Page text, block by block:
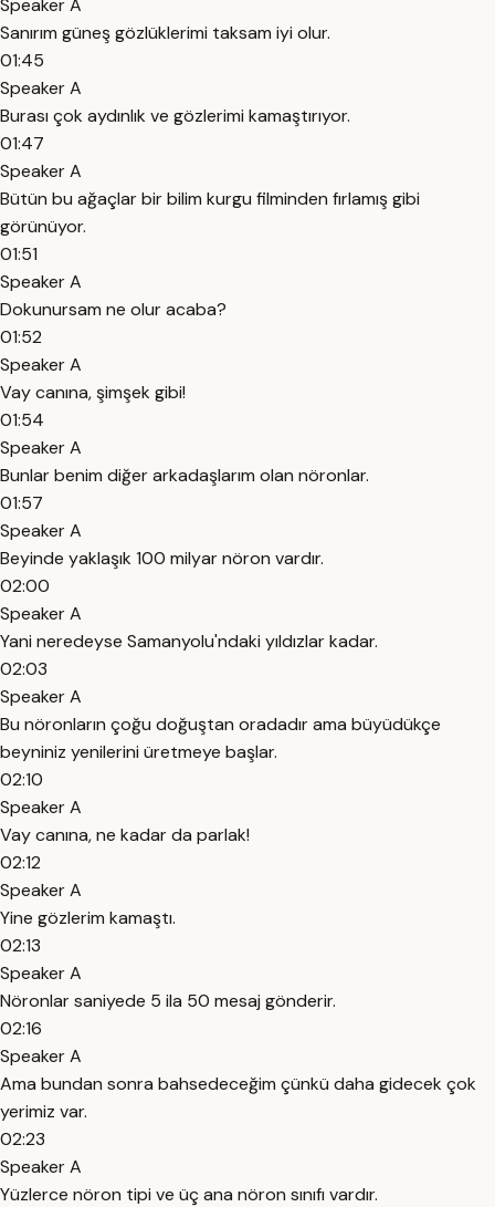
Speaker A
Sanırım güneş gözlüklerimi taksam iyi olur.
01:45
Speaker A
Burası çok aydınlık ve gözlerimi kamaştırıyor.
01:47
Speaker A
Bütün bu ağaçlar bir bilim kurgu filminden fırlamış gibi
görünüyor.
01:51
Speaker A
Dokunursam ne olur acaba?
01:52
Speaker A
Vay canına, şimşek gibi!
01:54
Speaker A
Bunlar benim diğer arkadaşlarım olan nöronlar.
01:57
Speaker A
Beyinde yaklaşık 100 milyar nöron vardır.
02:00
Speaker A
Yani neredeyse Samanyolu'ndaki yıldızlar kadar.
02:03
Speaker A
Bu nöronların çoğu doğuştan oradadır ama büyüdükçe
beyniniz yenilerini üretmeye başlar.
02:10
Speaker A
Vay canına, ne kadar da parlak!
02:12
Speaker A
Yine gözlerim kamaştı.
02:13
Speaker A
Nöronlar saniyede 5 ila 50 mesaj gönderir.
02:16
Speaker A
Ama bundan sonra bahsedeceğim çünkü daha gidecek çok
yerimiz var.
02:23
Speaker A
Yüzlerce nöron tipi ve üç ana nöron sınıfı vardır.